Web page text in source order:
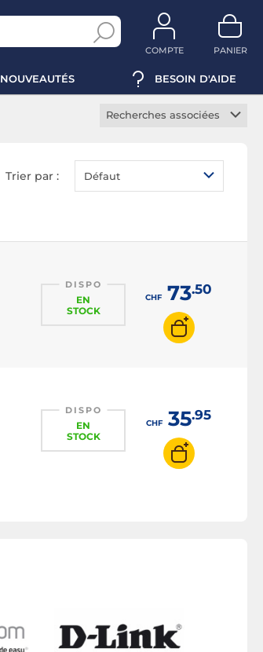
COMPTE PANIER
NOUVEAUTÉS BESOIN D'AIDE
Recherches associées
Convertisseur RJ45
switch
Trier par : Défaut
DISPO
EN
STOCK
CHF73.50
DISPO
EN
STOCK
CHF35.95